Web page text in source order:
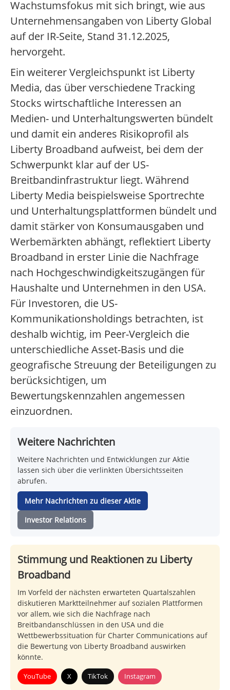
Wachstumsfokus mit sich bringt, wie aus
Unternehmensangaben von Liberty Global
auf der IR-Seite, Stand 31.12.2025,
hervorgeht.
Ein weiterer Vergleichspunkt ist Liberty
Media, das über verschiedene Tracking
Stocks wirtschaftliche Interessen an
Medien- und Unterhaltungswerten bündelt
und damit ein anderes Risikoprofil als
Liberty Broadband aufweist, bei dem der
Schwerpunkt klar auf der US-
Breitbandinfrastruktur liegt. Während
Liberty Media beispielsweise Sportrechte
und Unterhaltungsplattformen bündelt und
damit stärker von Konsumausgaben und
Werbemärkten abhängt, reflektiert Liberty
Broadband in erster Linie die Nachfrage
nach Hochgeschwindigkeitszugängen für
Haushalte und Unternehmen in den USA.
Für Investoren, die US-
Kommunikationsholdings betrachten, ist
deshalb wichtig, im Peer-Vergleich die
unterschiedliche Asset-Basis und die
geografische Streuung der Beteiligungen zu
berücksichtigen, um
Bewertungskennzahlen angemessen
einzuordnen.
Weitere Nachrichten
Weitere Nachrichten und Entwicklungen zur Aktie
lassen sich über die verlinkten Übersichtsseiten
abrufen.
Mehr Nachrichten zu dieser Aktie
Investor Relations
Stimmung und Reaktionen zu Liberty
Broadband
Im Vorfeld der nächsten erwarteten Quartalszahlen
diskutieren Marktteilnehmer auf sozialen Plattformen
vor allem, wie sich die Nachfrage nach
Breitbandanschlüssen in den USA und die
Wettbewerbssituation für Charter Communications auf
die Bewertung von Liberty Broadband auswirken
könnte.
YouTube X TikTok Instagram